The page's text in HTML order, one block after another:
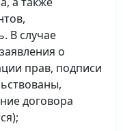
В случае
о
прав, подписи
договора